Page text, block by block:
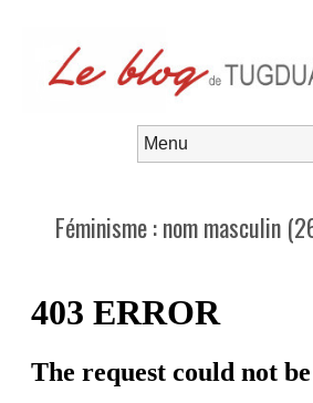
Féminisme : nom masculin